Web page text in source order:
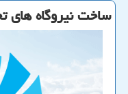
ساخت نیروگاه